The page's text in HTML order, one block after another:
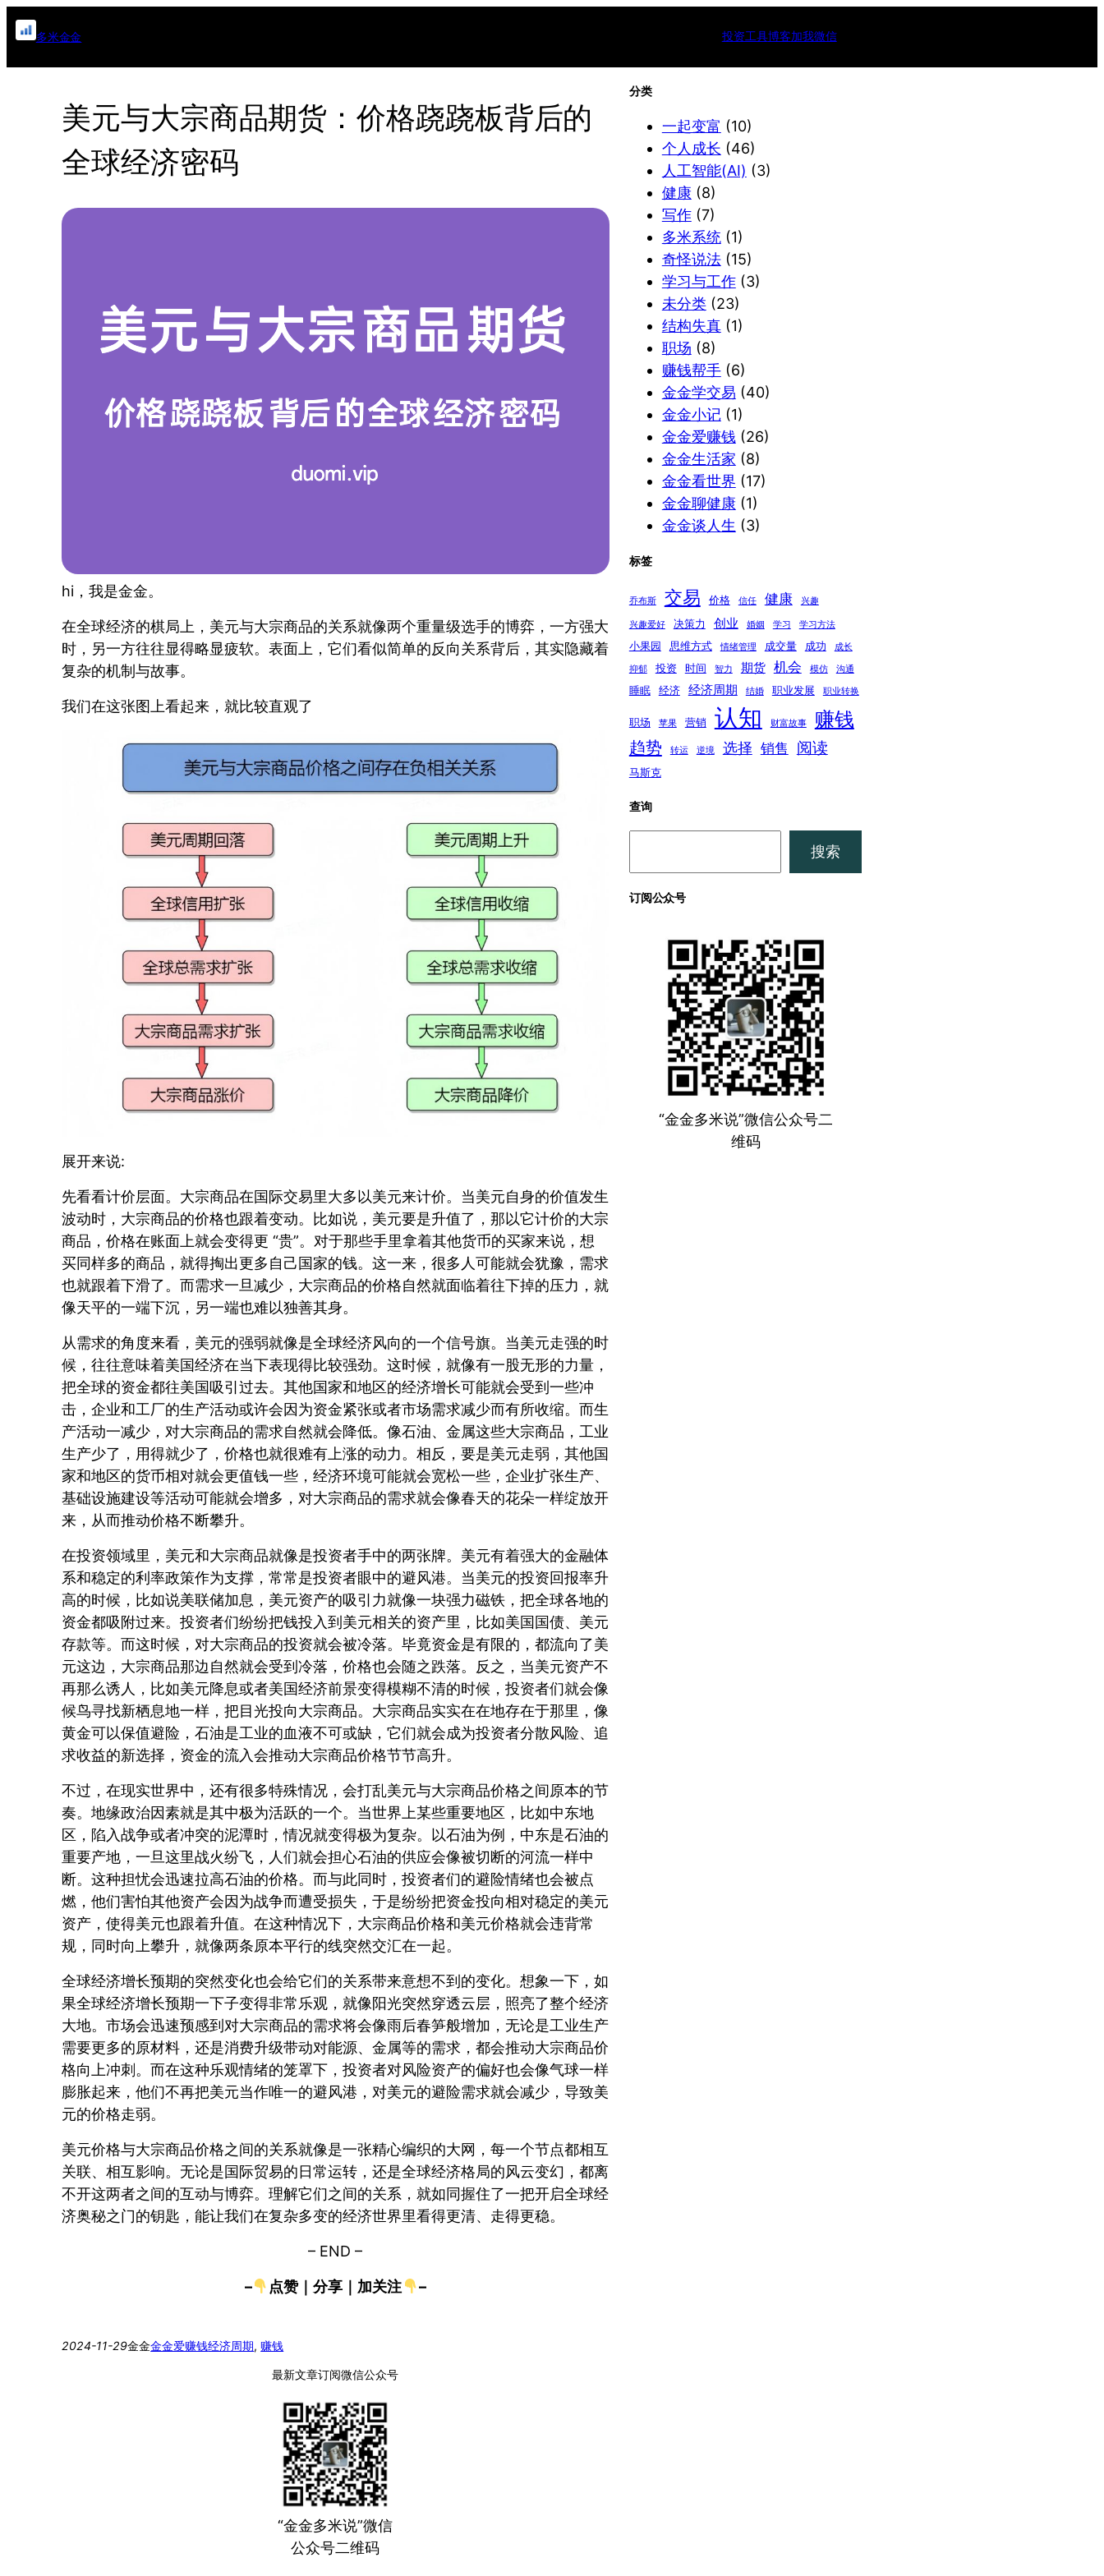
跳
至
多米金金 投资工具博客加我微信
美元与大宗商品期货：价格跷跷板背后的
全球经济密码
hi，我是金金。
在全球经济的棋局上，美元与大宗商品的关系就像两个重量级选手的博弈，一方强大
时，另一方往往显得略显疲软。表面上，它们看似简单的反向关系背后，其实隐藏着
复杂的机制与故事。
我们在这张图上看起来，就比较直观了
展开来说:
先看看计价层面。大宗商品在国际交易里大多以美元来计价。当美元自身的价值发生
波动时，大宗商品的价格也跟着变动。比如说，美元要是升值了，那以它计价的大宗
商品，价格在账面上就会变得更 “贵”。对于那些手里拿着其他货币的买家来说，想
买同样多的商品，就得掏出更多自己国家的钱。这一来，很多人可能就会犹豫，需求
也就跟着下滑了。而需求一旦减少，大宗商品的价格自然就面临着往下掉的压力，就
像天平的一端下沉，另一端也难以独善其身。
从需求的角度来看，美元的强弱就像是全球经济风向的一个信号旗。当美元走强的时
候，往往意味着美国经济在当下表现得比较强劲。这时候，就像有一股无形的力量，
把全球的资金都往美国吸引过去。其他国家和地区的经济增长可能就会受到一些冲
击，企业和工厂的生产活动或许会因为资金紧张或者市场需求减少而有所收缩。而生
产活动一减少，对大宗商品的需求自然就会降低。像石油、金属这些大宗商品，工业
生产少了，用得就少了，价格也就很难有上涨的动力。相反，要是美元走弱，其他国
家和地区的货币相对就会更值钱一些，经济环境可能就会宽松一些，企业扩张生产、
基础设施建设等活动可能就会增多，对大宗商品的需求就会像春天的花朵一样绽放开
来，从而推动价格不断攀升。
在投资领域里，美元和大宗商品就像是投资者手中的两张牌。美元有着强大的金融体
系和稳定的利率政策作为支撑，常常是投资者眼中的避风港。当美元的投资回报率升
高的时候，比如说美联储加息，美元资产的吸引力就像一块强力磁铁，把全球各地的
资金都吸附过来。投资者们纷纷把钱投入到美元相关的资产里，比如美国国债、美元
存款等。而这时候，对大宗商品的投资就会被冷落。毕竟资金是有限的，都流向了美
元这边，大宗商品那边自然就会受到冷落，价格也会随之跌落。反之，当美元资产不
再那么诱人，比如美元降息或者美国经济前景变得模糊不清的时候，投资者们就会像
候鸟寻找新栖息地一样，把目光投向大宗商品。大宗商品实实在在地存在于那里，像
黄金可以保值避险，石油是工业的血液不可或缺，它们就会成为投资者分散风险、追
求收益的新选择，资金的流入会推动大宗商品价格节节高升。
不过，在现实世界中，还有很多特殊情况，会打乱美元与大宗商品价格之间原本的节
奏。地缘政治因素就是其中极为活跃的一个。当世界上某些重要地区，比如中东地
区，陷入战争或者冲突的泥潭时，情况就变得极为复杂。以石油为例，中东是石油的
重要产地，一旦这里战火纷飞，人们就会担心石油的供应会像被切断的河流一样中
断。这种担忧会迅速拉高石油的价格。而与此同时，投资者们的避险情绪也会被点
燃，他们害怕其他资产会因为战争而遭受损失，于是纷纷把资金投向相对稳定的美元
资产，使得美元也跟着升值。在这种情况下，大宗商品价格和美元价格就会违背常
规，同时向上攀升，就像两条原本平行的线突然交汇在一起。
全球经济增长预期的突然变化也会给它们的关系带来意想不到的变化。想象一下，如
果全球经济增长预期一下子变得非常乐观，就像阳光突然穿透云层，照亮了整个经济
大地。市场会迅速预感到对大宗商品的需求将会像雨后春笋般增加，无论是工业生产
需要更多的原材料，还是消费升级带动对能源、金属等的需求，都会推动大宗商品价
格向上冲刺。而在这种乐观情绪的笼罩下，投资者对风险资产的偏好也会像气球一样
膨胀起来，他们不再把美元当作唯一的避风港，对美元的避险需求就会减少，导致美
元的价格走弱。
美元价格与大宗商品价格之间的关系就像是一张精心编织的大网，每一个节点都相互
关联、相互影响。无论是国际贸易的日常运转，还是全球经济格局的风云变幻，都离
不开这两者之间的互动与博弈。理解它们之间的关系，就如同握住了一把开启全球经
济奥秘之门的钥匙，能让我们在复杂多变的经济世界里看得更清、走得更稳。
– END –
– 点赞｜分享｜加关注 –
2024-11-29金金金金爱赚钱经济周期, 赚钱
最新文章订阅微信公众号
“金金多米说”微信
公众号二维码
分类
一起变富 (10)
个人成长 (46)
人工智能(AI) (3)
健康(8)
写作(7)
多米系统(1)
奇怪说法(15)
学习与工作(3)
未分类(23)
结构失真(1)
职场 (8)
赚钱帮手(6)
金金学交易 (40)
金金小记(1)
金金爱赚钱 (26)
金金生活家 (8)
金金看世界 (17)
金金聊健康(1)
金金谈人生 (3)
标签
乔布斯 交易 价格 信任 健康 兴趣
兴趣爱好 决策力 创业 婚姻 学习 学习方法
小果园 思维方式 情绪管理 成交量 成功 成长
抑郁 投资 时间 智力 期货 机会 模仿 沟通
睡眠 经济 经济周期 结婚 职业发展 职业转换
职场 苹果 营销 认知 财富故事 赚钱
趋势 转运 逆境 选择 销售 阅读
马斯克
查询
搜索
订阅公众号
“金金多米说”微信公众号二
维码